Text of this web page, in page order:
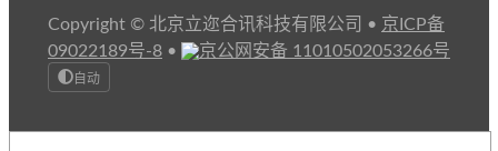
Copyright © 北京立迩合讯科技有限公司 • 京ICP备
09022189号-8 • 京公网安备 11010502053266号
自动